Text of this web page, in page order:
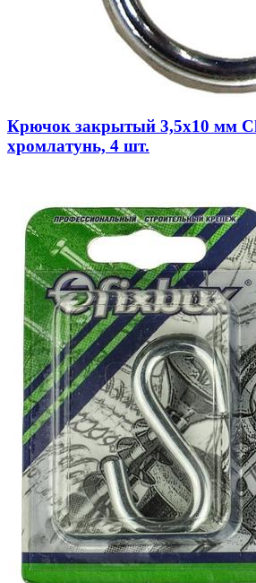
Крючок закрытый 3,5х10 мм
хромлатунь, 4 шт.